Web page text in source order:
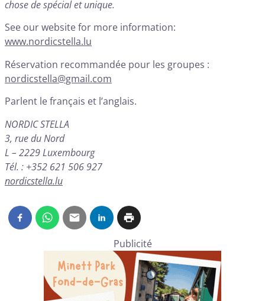
chose de spécial et unique.
See our website for more information:
www.nordicstella.lu
Réservation recommandée pour les groupes :
nordicstella@gmail.com
Parlent le français et l’anglais.
NORDIC STELLA
3, rue du Nord
L – 2229 Luxembourg
Tél. : +352 621 506 927
nordicstella.lu
Publicité